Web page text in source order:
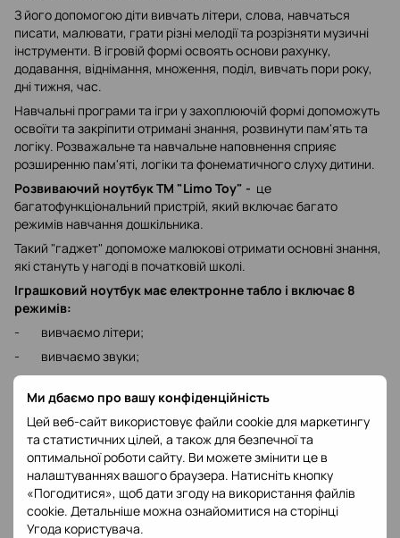
Ми дбаємо про вашу конфіденційність
Цей веб-сайт використовує файли cookie для маркетингу
та статистичних цілей, а також для безпечної та
оптимальної роботи сайту. Ви можете змінити це в
налаштуваннях вашого браузера. Натисніть кнопку
«Погодитися», щоб дати згоду на використання файлів
cookie. Детальніше можна ознайомитися на сторінці
Угода користувача.
З його допомогою діти вивчать літери, слова, навчаться
писати, малювати, грати різні мелодії та розрізняти музичні
інструменти. В ігровій формі освоять основи рахунку,
додавання, віднімання, множення, поділ, вивчать пори року,
дні тижня, час.
Навчальні програми та ігри у захоплюючій формі допоможуть
освоїти та закріпити отримані знання, розвинути пам'ять та
логіку. Розважальне та навчальне наповнення сприяє
розширенню пам'яті, логіки та фонематичного слуху дитини.
Розвиваючий ноутбук ТМ "Limo Toy" - це
багатофункціональний пристрій, який включає багато
режимів навчання дошкільника.
Такий "гаджет" допоможе малюкові отримати основні знання,
які стануть у нагоді в початковій школі.
Іграшковий ноутбук має електронне табло і включає 8
режимів:
- вивчаємо літери;
- вивчаємо звуки;
- читаємо слова;
- запам'ятовуємо віршики;
- слухаємо пісеньки;
- вважаємо;
- шукаємо слово, букву;
- граємо.
Озвучення: українська мова.